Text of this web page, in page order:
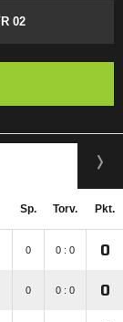
02
Sp. Torv. Pkt.
0 0 : 0 0
0 0 : 0 0